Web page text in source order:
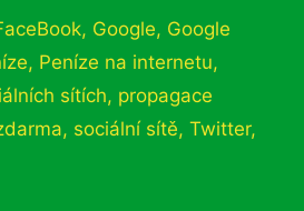
, Google, Google
, Peníze na internetu,
sítích, propagace
, sociální sítě, Twitter,